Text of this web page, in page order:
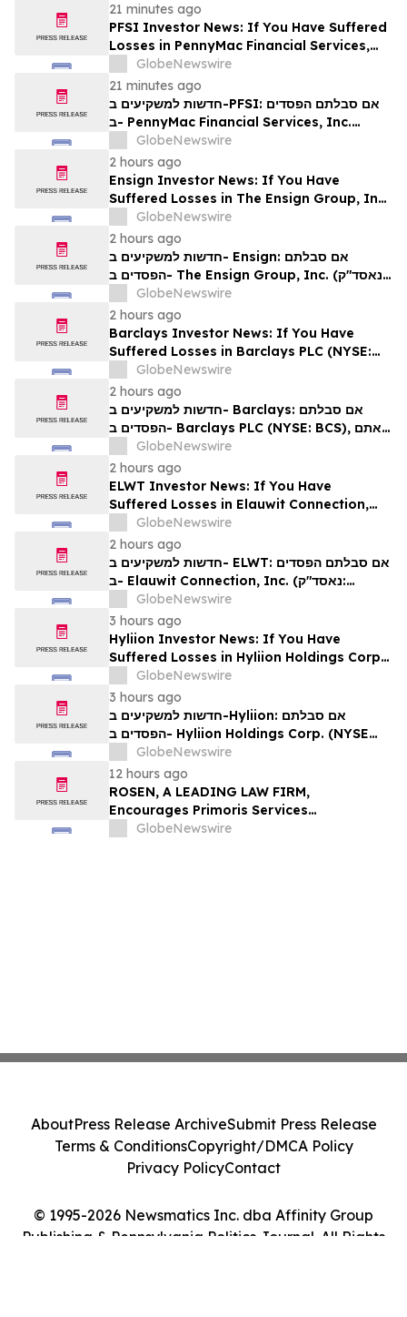
21 minutes ago
PFSI Investor News: If You Have Suffered
Losses in PennyMac Financial Services,
Inc. (NYSE: PFSI), You Are Encouraged to
Contact The Rosen Law Firm About Your
Rights
GlobeNewswire
21 minutes ago
חדשות למשקיעים ב-PFSI: אם סבלתם הפסדים
ב- PennyMac Financial Services, Inc.
(NYSE: PFSI), אתם מוזמנים ליצור קשר עם
משרד רוזן עורכי דין בנוגע לזכויותיכם
GlobeNewswire
2 hours ago
Ensign Investor News: If You Have
Suffered Losses in The Ensign Group, Inc.
(NASDAQ: ENSG), You Are Encouraged to
Contact The Rosen Law Firm About Your
Rights
GlobeNewswire
2 hours ago
חדשות למשקיעים ב- Ensign: אם סבלתם
הפסדים ב- The Ensign Group, Inc. (נאסד"ק:
ENSG), אתם מוזמנים ליצור קשר עם משרד רוזן
עורכי דין בנוגע לזכויותיכם
GlobeNewswire
2 hours ago
Barclays Investor News: If You Have
Suffered Losses in Barclays PLC (NYSE:
BCS), You Are Encouraged to Contact The
Rosen Law Firm About Your Rights
GlobeNewswire
2 hours ago
חדשות למשקיעים ב- Barclays: אם סבלתם
הפסדים ב- Barclays PLC (NYSE: BCS), אתם
מוזמנים ליצור קשר עם משרד רוזן עורכי דין בנוגע
לזכויותיכם
GlobeNewswire
2 hours ago
ELWT Investor News: If You Have
Suffered Losses in Elauwit Connection,
Inc. (NASDAQ: ELWT), You Are
Encouraged to Contact The Rosen Law
Firm About Your Rights
GlobeNewswire
2 hours ago
חדשות למשקיעים ב- ELWT: אם סבלתם הפסדים
ב- Elauwit Connection, Inc. (נאסד"ק:
ELWT), אתם מוזמנים ליצור קשר עם משרד רוזן
עורכי דין בנוגע לזכויותיכם
GlobeNewswire
3 hours ago
Hyliion Investor News: If You Have
Suffered Losses in Hyliion Holdings Corp.
(NYSE American: HYLN), You Are
Encouraged to Contact The Rosen Law
Firm About Your Rights
GlobeNewswire
3 hours ago
חדשות למשקיעים ב-Hyliion: אם סבלתם
הפסדים ב- Hyliion Holdings Corp. (NYSE
American: HYLN), אתם מוזמנים ליצור קשר עם
משרד רוזן עורכי דין בנוגע לזכויותיכם
GlobeNewswire
12 hours ago
ROSEN, A LEADING LAW FIRM,
Encourages Primoris Services
Corporation Investors to Secure Counsel
GlobeNewswire
© 1995-2026 Newsmatics Inc. dba Affinity Group
Publishing & Pennsylvania Politics Journal. All Rights
AboutPress Release ArchiveSubmit Press Release
Terms & ConditionsCopyright/DMCA Policy
Privacy PolicyContact